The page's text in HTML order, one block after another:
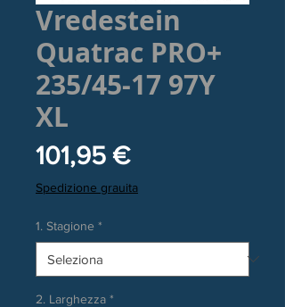
Vredestein
Quatrac PRO+
235/45-17 97Y
XL
101,95 €Prezzo
Spedizione grauita
1. Stagione *
2. Larghezza *